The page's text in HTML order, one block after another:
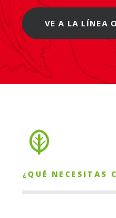
VE A LA LÍNEA
¿QUÉ NECESITAS